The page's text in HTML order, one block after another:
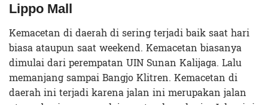
Lippo Mall
Kemacetan di daerah di sering terjadi baik saat hari
biasa ataupun saat weekend. Kemacetan biasanya
dimulai dari perempatan UIN Sunan Kalijaga. Lalu
memanjang sampai Bangjo Klitren. Kemacetan di
daerah ini terjadi karena jalan ini merupakan jalan